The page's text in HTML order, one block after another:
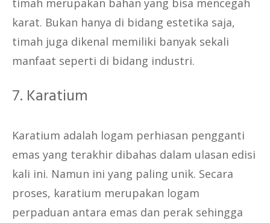
timah merupakan bahan yang bisa mencegah
karat. Bukan hanya di bidang estetika saja,
timah juga dikenal memiliki banyak sekali
manfaat seperti di bidang industri.
7. Karatium
Karatium adalah logam perhiasan pengganti
emas yang terakhir dibahas dalam ulasan edisi
kali ini. Namun ini yang paling unik. Secara
proses, karatium merupakan logam
perpaduan antara emas dan perak sehingga